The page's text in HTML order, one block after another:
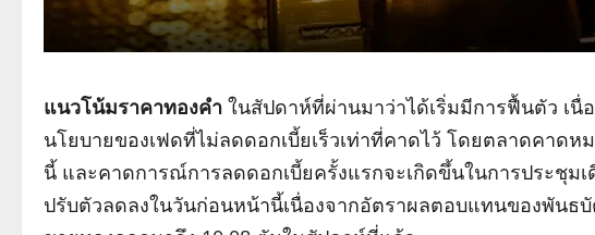
แนวโน้มราคาทองคำ ในสัปดาห์ที่ผ่านมาว่าได้เริ่มมีการฟื้นตัว เนื่
นโยบายของเฟดที่ไม่ลดดอกเบี้ยเร็วเท่าที่คาดไว้ โดยตลาดคาดห
นี้ และคาดการณ์การลดดอกเบี้ยครั้งแรกจะเกิดขึ้นในการประชุม
ปรับตัวลดลงในวันก่อนหน้านี้เนื่องจากอัตราผลตอบแทนของพันธ